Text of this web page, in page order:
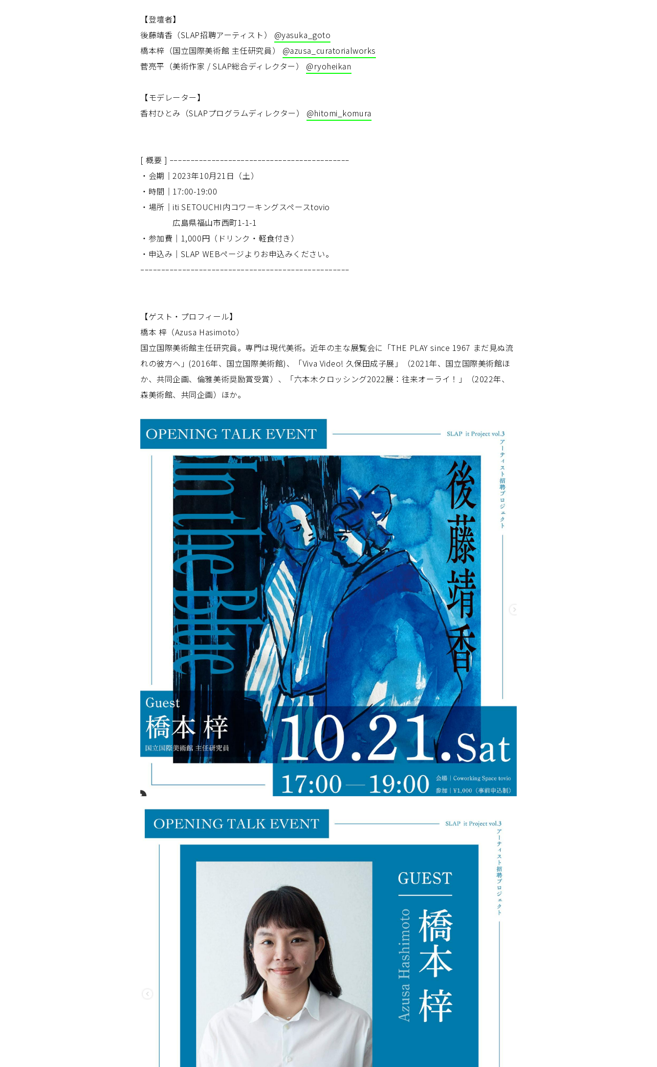
【登壇者】
後藤靖香（SLAP招聘アーティスト） @yasuka_goto
橋本梓（国立国際美術館 主任研究員） @azusa_curatorialworks
菅亮平（美術作家 / SLAP総合ディレクター） @ryoheikan
【モデレーター】
香村ひとみ（SLAPプログラムディレクター） @hitomi_komura
[ 概要 ] ｰｰｰｰｰｰｰｰｰｰｰｰｰｰｰｰｰｰｰｰｰｰｰｰｰｰｰｰｰｰｰｰｰｰｰｰｰｰｰｰｰｰｰ
・会期｜2023年10月21日（土）
・時間｜17:00-19:00
・場所｜iti SETOUCHI内コワーキングスペースtovio
広島県福山市西町1-1-1
・参加費｜1,000円（ドリンク・軽食付き）
・申込み｜SLAP WEBページよりお申込みください。
ｰｰｰｰｰｰｰｰｰｰｰｰｰｰｰｰｰｰｰｰｰｰｰｰｰｰｰｰｰｰｰｰｰｰｰｰｰｰｰｰｰｰｰｰｰｰｰｰｰｰ
【ゲスト・プロフィール】
橋本 梓（Azusa Hasimoto）
国立国際美術館主任研究員。専門は現代美術。近年の主な展覧会に「THE PLAY since 1967 まだ見ぬ流
れの彼方へ」(2016年、国立国際美術館)、「Viva Video! 久保田成子展」（2021年、国立国際美術館ほ
か、共同企画、倫雅美術奨励賞受賞）、「六本木クロッシング2022展：往来オーライ！」（2022年、
森美術館、共同企画）ほか。